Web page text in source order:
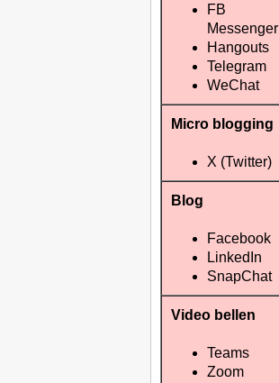
FB
Messenger
Hangouts
Telegram
WeChat
Micro blogging
X (Twitter)
Blog
Facebook
LinkedIn
SnapChat
Video bellen
Teams
Zoom